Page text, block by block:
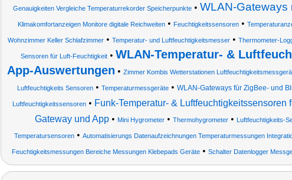
Genauigkeiten Vergleiche Temperaturrekorder Speicherpunkte• WLAN-Gateways
Klimakomfortanzeigen Monitore digitale Reichweiten• Feuchtigkeitssensoren•
Wohnzimmer Keller Schlafzimmer• Temperatur- und Luftfeuchtigkeitsmesser• Thermometer-
Sensoren für Luft-Feuchtigkeit• WLAN-Temperatur- &
App-Auswertungen • Zimmer Kombis Wetterstationen
Luftfeuchtigkeits Sensoren • Temperaturmessgeräte • WLAN-Gateways für ZigBee- und
Luftfeuchtigkeitssensoren• Funk-Temperatur- &
Gateway und App • Mini Hygrometer • Thermohygrometer • Luftfeuchtigkeits-
Temperatursensoren • Automatisierungs Datenaufzeichnungen Temperaturmessungen
Feuchtigkeitsmessungen Bereiche Messungen Klebepads Geräte • Schalter Datenlogger